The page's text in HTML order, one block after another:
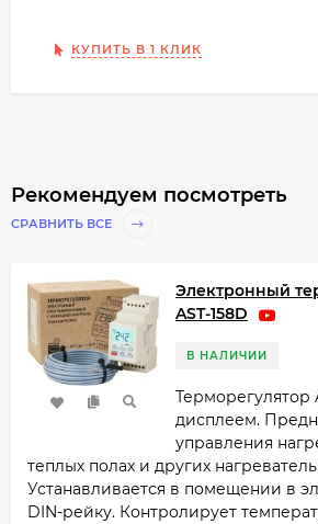
КУПИТЬ В 1 КЛИК
Рекомендуем посмотреть
СРАВНИТЬ ВСЕ
Электронный
AST-158D
В НАЛИЧИИ
Терморегулятор
дисплеем.
управления
теплых полах и других
Устанавливается в помещении в
DIN-рейку. Контролирует